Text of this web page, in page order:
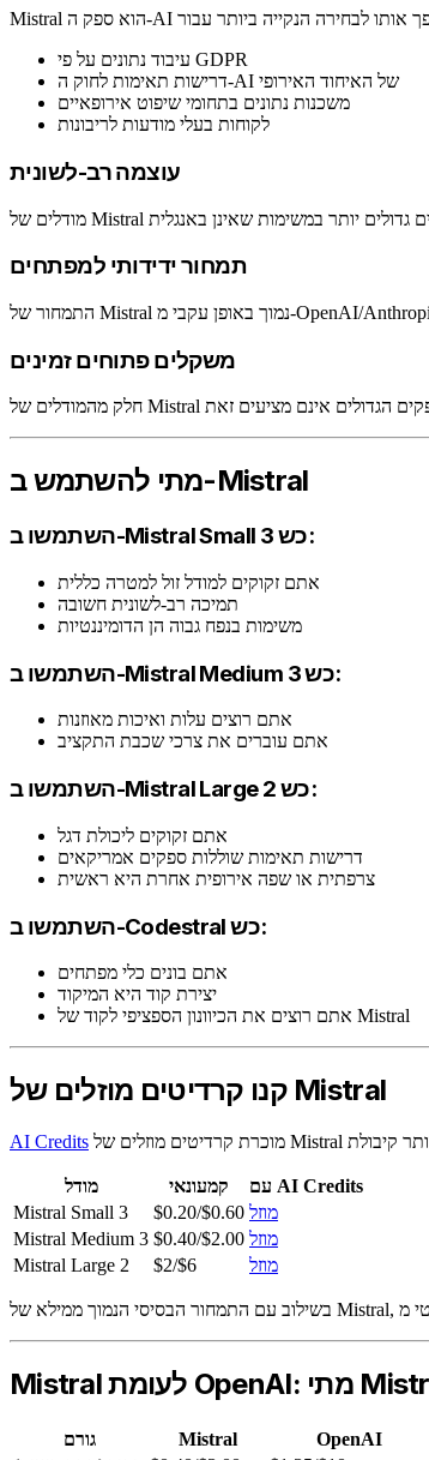
עיבוד נתונים על פי GDPR
דרישות תאימות לחוק ה-AI של האיחוד האירופי
משכנות נתונים בתחומי שיפוט אירופאיים
לקוחות בעלי מודעות לריבונות
עוצמה רב-לשונית
תמחור ידידותי למפתחים
משקלים פתוחים זמינים
מתי להשתמש ב-Mistral
השתמשו ב-Mistral Small 3 כש:
אתם זקוקים למודל זול למטרה כללית
תמיכה רב-לשונית חשובה
משימות בנפח גבוה הן הדומיננטיות
השתמשו ב-Mistral Medium 3 כש:
אתם רוצים עלות ואיכות מאוזנות
אתם עוברים את צרכי שכבת התקציב
השתמשו ב-Mistral Large 2 כש:
אתם זקוקים ליכולת דגל
דרישות תאימות שוללות ספקים אמריקאים
צרפתית או שפה אירופית אחרת היא ראשית
השתמשו ב-Codestral כש:
אתם בונים כלי מפתחים
יצירת קוד היא המיקוד
אתם רוצים את הכיוונון הספציפי לקוד של Mistral
קנו קרדיטים מוזלים של Mistral
AI Credits
מודל קמעונאי
עם AI Credits
Mistral Small 3
$0.20/$0.60 מוזל
Mistral Medium 3 $0.40/$2.00 מוזל
Mistral Large 2
$2/$6 מוזל
גורם Mistral
OpenAI